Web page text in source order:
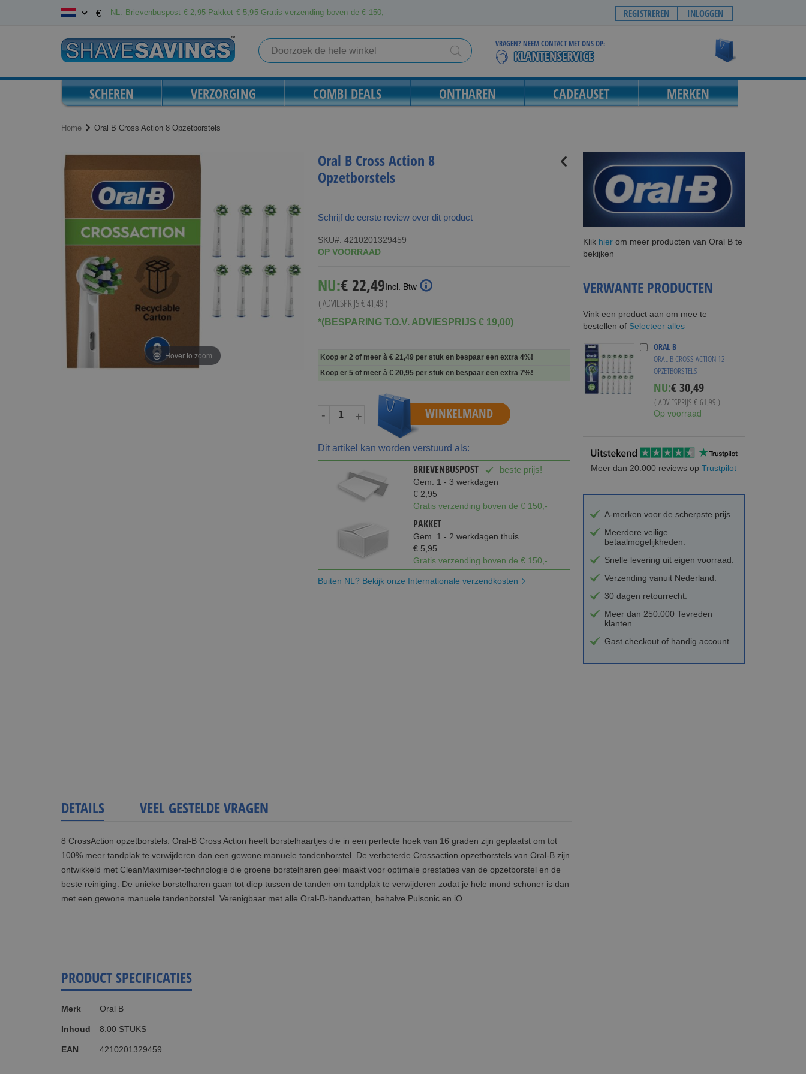
Ga
inhoud
€ NL: Brievenbuspost € 2,95 Pakket € 5,95 Gratis verzending boven de € 150,- REGISTREREN INLOGGEN
Search
VRAGEN? NEEM CONTACT MET ONS OP:
SCHEREN VERZORGING COMBI DEALS ONTHAREN CADEAUSET MERKEN
Home Oral B Cross Action 8 Opzetborstels
Ga
naar
de
afbeeldingen-
Ga
naar
de
afbeeldingen-
Hover to zoom
Oral B Cross Action 8
Opzetborstels
Schrijf de eerste review over dit product
SKU
4210201329459
OP VOORRAAD
NU:Special
Price
€ 22,49Incl. Btw
( ADVIESPRIJS€ 41,49)
*(BESPARING T.O.V. ADVIESPRIJS € 19,00)
Koop er 2 of meer à € 21,49 per stuk en bespaar een extra4%!
Koop er 5 of meer à € 20,95 per stuk en bespaar een extra7%!
- + WINKELMAND
Dit artikel kan worden verstuurd als:
BRIEVENBUSPOST beste prijs!
Gem. 1 - 3 werkdagen
€ 2,95
Gratis verzending boven de € 150,-
PAKKET
Gem. 1 - 2 werkdagen thuis
€ 5,95
Gratis verzending boven de € 150,-
Buiten NL? Bekijk onze Internationale verzendkosten
Klik hierom meer producten van Oral B te
bekijken
VERWANTE PRODUCTEN
Vink een product aan om mee te
bestellen of Selecteer alles
ORAL B
ORAL B CROSS ACTION 12
OPZETBORSTELS
NU:Special
Price
€ 30,49
( ADVIESPRIJS € 61,99 )
Op voorraad
Meer dan 20.000 reviews opTrustpilot
A-merken voor de scherpste prijs.
Meerdere veilige
betaalmogelijkheden.
Snelle levering uit eigen voorraad.
Verzending vanuit Nederland.
30 dagen retourrecht.
Meer dan 250.000 Tevreden
klanten.
Gast checkout of handig account.
DETAILS
8 CrossAction opzetborstels. Oral-B Cross Action heeft borstelhaartjes die in een perfecte hoek van 16 graden zijn geplaatst om tot
100% meer tandplak te verwijderen dan een gewone manuele tandenborstel. De verbeterde Crossaction opzetborstels van Oral-B zijn
ontwikkeld met CleanMaximiser-technologie die groene borstelharen geel maakt voor optimale prestaties van de opzetborstel en de
beste reiniging. De unieke borstelharen gaan tot diep tussen de tanden om tandplak te verwijderen zodat je hele mond schoner is dan
met een gewone manuele tandenborstel. Verenigbaar met alle Oral-B-handvatten, behalve Pulsonic en iO.
VEEL GESTELDE VRAGEN
PRODUCT SPECIFICATIES
informatie
Merk Oral B
Inhoud 8.00 STUKS
EAN 4210201329459